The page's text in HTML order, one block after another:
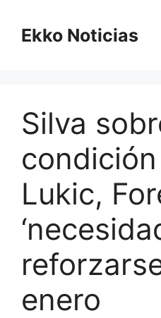
contenido
Ekko Noticias
Silva
Lukic,
enero